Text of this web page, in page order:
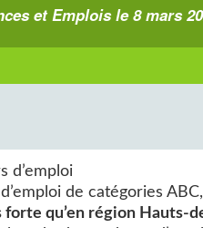
et Emplois le 8 mars
d’emploi
de catégories
qu’en région Hauts-